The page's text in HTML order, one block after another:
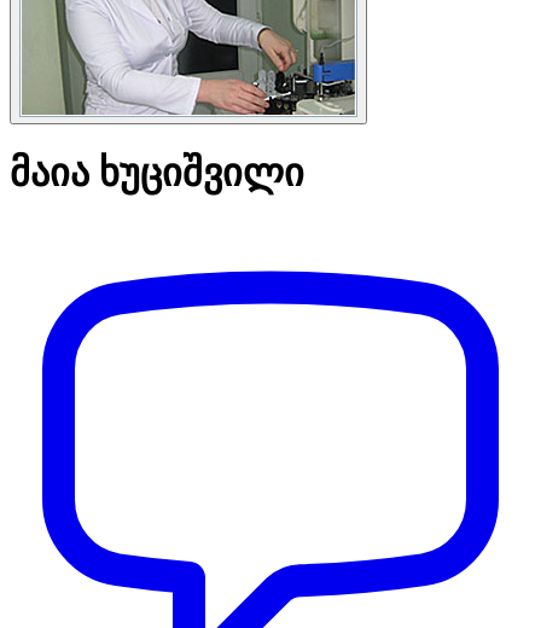
მაია ხუციშვილი